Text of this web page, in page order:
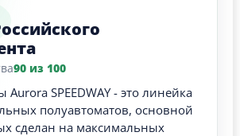
90 из 100
Aurora SPEEDWAY - это линейка
полуавтоматов, основной
сделан на максимальных